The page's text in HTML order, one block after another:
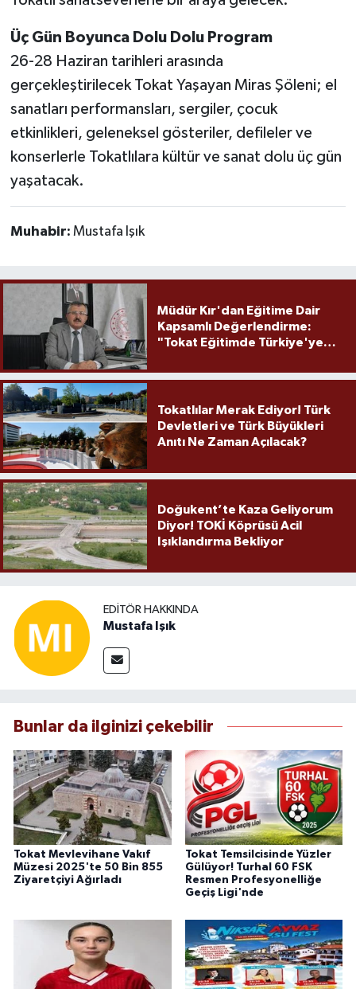
Üç Gün Boyunca Dolu Dolu Program
26-28 Haziran tarihleri arasında
gerçekleştirilecek Tokat Yaşayan Miras Şöleni; el
sanatları performansları, sergiler, çocuk
etkinlikleri, geleneksel gösteriler, defileler ve
konserlerle Tokatlılara kültür ve sanat dolu üç gün
yaşatacak.
Muhabir: Mustafa Işık
Müdür Kır'dan Eğitime Dair
Kapsamlı Değerlendirme:
"Tokat Eğitimde Türkiye'ye
Tokatlılar Merak Ediyor! Türk
Devletleri ve Türk Büyükleri
Anıtı Ne Zaman Açılacak?
Doğukent’te Kaza Geliyorum
Diyor! TOKİ Köprüsü Acil
Işıklandırma Bekliyor
EDITÖR HAKKINDA
Mustafa Işık
Bunlar da ilginizi çekebilir
Tokat Mevlevihane Vakıf
Müzesi 2025'te 50 Bin 855
Ziyaretçiyi Ağırladı
Tokat Temsilcisinde Yüzler
Gülüyor! Turhal 60 FSK
Resmen Profesyonelliğe
Geçiş Ligi'nde